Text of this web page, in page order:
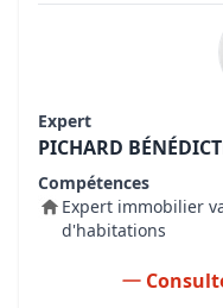
Expert
PICHARD
Compétences
Expert immobilier
d'habitations